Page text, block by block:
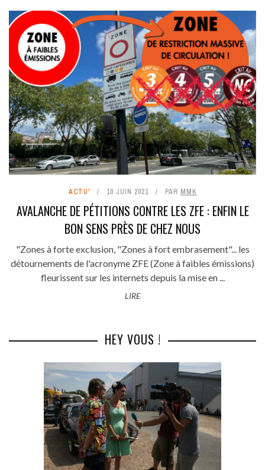
ACTU' 10 JUIN 2021 PAR MMK
AVALANCHE DE PÉTITIONS CONTRE LES ZFE : ENFIN LE
BON SENS PRÈS DE CHEZ NOUS
"Zones à forte exclusion, "Zones à fort embrasement"... les
détournements de l'acronyme ZFE (Zone à faibles émissions)
fleurissent sur les internets depuis la mise en ...
LIRE
HEY VOUS !